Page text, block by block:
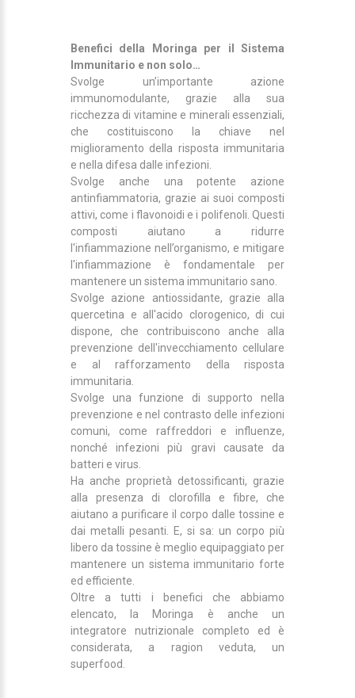
Benefici della Moringa per il Sistema
Immunitario e non solo…
Svolge un’importante azione
immunomodulante, grazie alla sua
ricchezza di vitamine e minerali essenziali,
che costituiscono la chiave nel
miglioramento della risposta immunitaria
e nella difesa dalle infezioni.
Svolge anche una potente azione
antinfiammatoria, grazie ai suoi composti
attivi, come i flavonoidi e i polifenoli. Questi
composti aiutano a ridurre
l'infiammazione nell’organismo, e mitigare
l'infiammazione è fondamentale per
mantenere un sistema immunitario sano.
Svolge azione antiossidante, grazie alla
quercetina e all'acido clorogenico, di cui
dispone, che contribuiscono anche alla
prevenzione dell'invecchiamento cellulare
e al rafforzamento della risposta
immunitaria.
Svolge una funzione di supporto nella
prevenzione e nel contrasto delle infezioni
comuni, come raffreddori e influenze,
nonché infezioni più gravi causate da
batteri e virus.
Ha anche proprietà detossificanti, grazie
alla presenza di clorofilla e fibre, che
aiutano a purificare il corpo dalle tossine e
dai metalli pesanti. E, si sa: un corpo più
libero da tossine è meglio equipaggiato per
mantenere un sistema immunitario forte
ed efficiente.
Oltre a tutti i benefici che abbiamo
elencato, la Moringa è anche un
integratore nutrizionale completo ed è
considerata, a ragion veduta, un
superfood.